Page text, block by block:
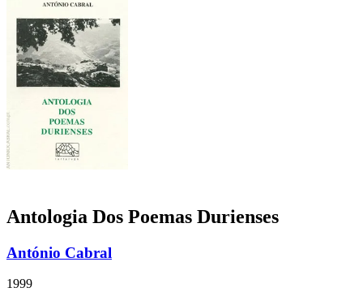
Antologia Dos Poemas Durienses
António Cabral
1999